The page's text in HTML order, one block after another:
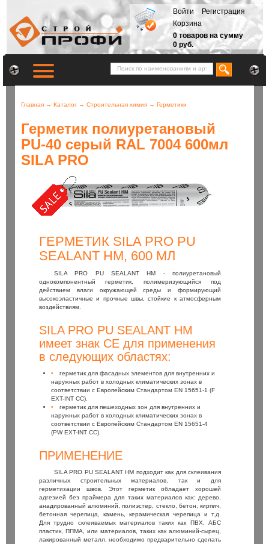
Войти
Регистрация
Корзина
0 товаров на сумму
0 руб.
Главная → Каталог → Строительная химия → Герметики
Герметик полиуретановый
PU-40 серый RAL 7004 600мл
SILA PRO
ГЕРМЕТИК SILA PRO PU
SEALANT HM, 600 МЛ
SILA PRO PU SEALANT HM - полиуретановый
однокомпонентный герметик, полимеризующийся под
действием влаги окружающей среды и формирующий
высокоэластичные и прочные швы, стойкие к атмосферным
воздействиям.
SILA PRO PU SEALANT HM
имеет знак СЕ для применения
в следующих областях:
герметик для фасадных элементов для внутренних и
наружных работ в холодных климатических зонах в
соответствии с Европейским Стандартом EN 15651-1 (F
EXT-INT CC).
герметик для пешеходных зон для внутренних и
наружных работ в холодных климатических зонах в
соответствии с Европейским Стандартом EN 15651-4
(PW EXT-INT CC).
ПРИМЕНЕНИЕ
SILA PRO PU SEALANT HM подходит как для склеивания
различных строительных материалов, так и для
герметизации швов. Этот герметик обладает хорошей
адгезией без праймера для таких материалов как: дерево,
анадированный алюминий, полиэстер, стекло, бетон, кирпич,
бетонная черепица, камень, керамическая черепица и т.д.
Для трудно склеиваемых материалов таких как ПВХ, АБС
пластик, ППМА, или материалов, таких как алюминий-сырец,
лакированный металл, необходимо предварительно сделать